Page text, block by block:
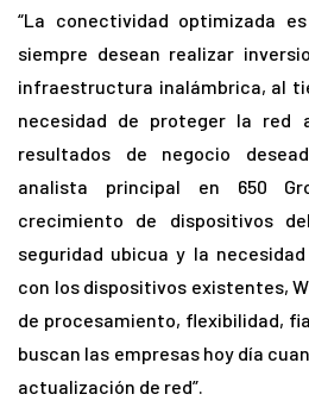
“La conectividad optimizada
siempre desean realizar
infraestructura inalámbrica, al
necesidad de proteger la red
resultados de negocio
analista principal en 650
crecimiento de dispositivos
seguridad ubicua y la
con los dispositivos existentes,
de procesamiento, flexibilidad,
buscan las empresas hoy día
actualización de red”.